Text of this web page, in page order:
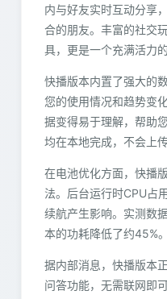
内与好友实时互动分享
合的朋友。丰富的社交
具，更是一个充满活力
快播版本内置了强大的
您的使用情况和趋势变
据变得易于理解，帮助
均在本地完成，不会上
在电池优化方面，快播
法。后台运行时CPU占
续航产生影响。实测数
本的功耗降低了约45%。
据内部消息，快播版本
问答功能，无需联网即